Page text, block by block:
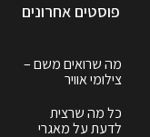
פוסטים אחרונים
מה שרואים משם –
צילומי אוויר
כל מה שרצית
לדעת על מאגרי